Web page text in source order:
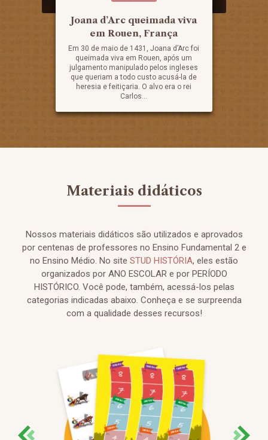
Joana d’Arc queimada viva
em Rouen, França
Em 30 de maio de 1431, Joana d’Arc foi
queimada viva em Rouen, após um
julgamento manipulado pelos ingleses
que queriam a todo custo acusá-la de
heresia e feitiçaria. O alvo era o rei
Carlos...
Materiais didáticos
Nossos materiais didáticos são utilizados e aprovados
por centenas de professores no Ensino Fundamental 2 e
no Ensino Médio. No site STUD HISTÓRIA, eles estão
organizados por ANO ESCOLAR e por PERÍODO
HISTÓRICO. Você pode, também, acessá-los pelas
categorias indicadas abaixo. Conheça e se surpreenda
com a qualidade desses recursos!